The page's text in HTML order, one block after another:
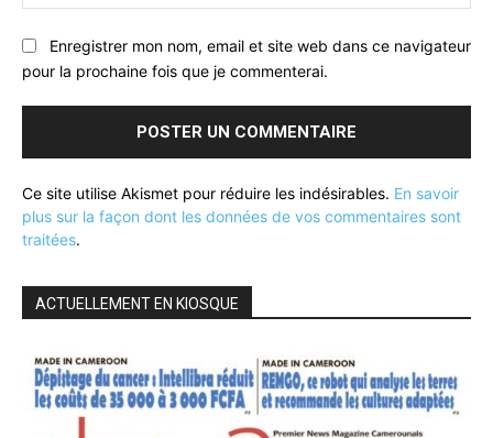
:
Enregistrer mon nom, email et site web dans ce navigateur
pour la prochaine fois que je commenterai.
Ce site utilise Akismet pour réduire les indésirables. En savoir
plus sur la façon dont les données de vos commentaires sont
traitées.
ACTUELLEMENT EN KIOSQUE